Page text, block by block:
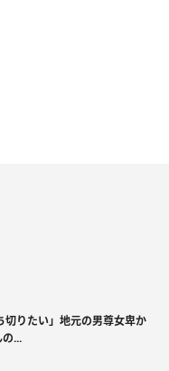
切りたい」地元の男尊女卑か
...